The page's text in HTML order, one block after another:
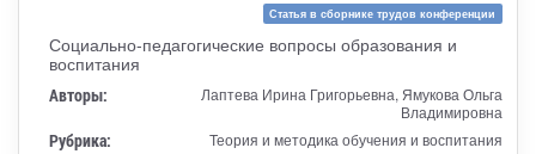
Статья в сборнике трудов конференции
Социально-педагогические вопросы образования и
воспитания
Авторы:
Лаптева Ирина Григорьевна, Ямукова Ольга
Владимировна
Рубрика: Теория и методика обучения и воспитания